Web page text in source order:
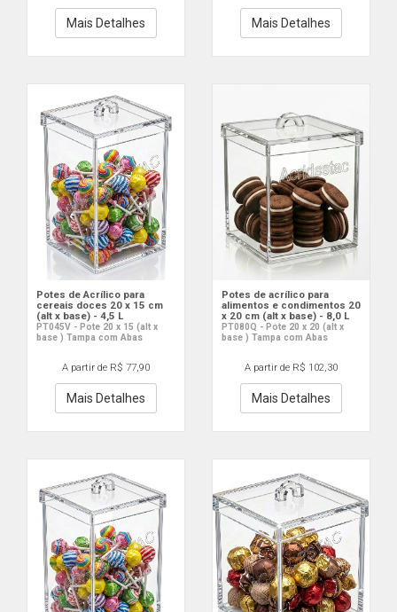
Mais Detalhes Mais Detalhes
Potes de Acrílico para
cereais doces 20 x 15 cm
(alt x base) - 4,5 L
PT045V - Pote 20 x 15 (alt x
base ) Tampa com Abas
A partir de R$ 77,90
Mais Detalhes
Potes de acrílico para
alimentos e condimentos 20
x 20 cm (alt x base) - 8,0 L
PT080Q - Pote 20 x 20 (alt x
base ) Tampa com Abas
A partir de R$ 102,30
Mais Detalhes